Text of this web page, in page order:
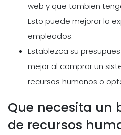
web y que tambien
Esto puede mejorar la
empleados.
Establezca su
mejor al comprar un
recursos humanos o
Que necesita un
de recursos